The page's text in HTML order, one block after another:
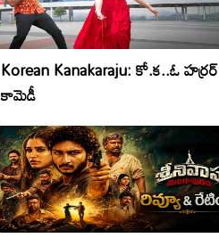
Korean Kanakaraju: కో.క..ఓ హర్రర్
కామెడీ